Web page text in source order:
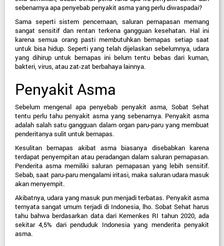
sebenarnya apa penyebab penyakit asma yang perlu diwaspadai?
Sama seperti sistem pencernaan, saluran pernapasan memang
sangat sensitif dan rentan terkena gangguan kesehatan. Hal ini
karena semua orang pasti membutuhkan bernapas setiap saat
untuk bisa hidup. Seperti yang telah dijelaskan sebelumnya, udara
yang dihirup untuk bernapas ini belum tentu bebas dari kuman,
bakteri, virus, atau zat-zat berbahaya lainnya.
Penyakit Asma
Sebelum mengenal apa penyebab penyakit asma, Sobat Sehat
tentu perlu tahu penyakit asma yang sebenarnya. Penyakit asma
adalah salah satu gangguan dalam organ paru-paru yang membuat
penderitanya sulit untuk bernapas.
Kesulitan bernapas akibat asma biasanya disebabkan karena
terdapat penyempitan atau peradangan dalam saluran pernapasan.
Penderita asma memiliki saluran pernapasan yang lebih sensitif.
Sebab, saat paru-paru mengalami iritasi, maka saluran udara masuk
akan menyempit.
Akibatnya, udara yang masuk pun menjadi terbatas. Penyakit asma
ternyata sangat umum terjadi di Indonesia, lho. Sobat Sehat harus
tahu bahwa berdasarkan data dari Kemenkes RI tahun 2020, ada
sekitar 4,5% dari penduduk Indonesia yang menderita penyakit
asma.